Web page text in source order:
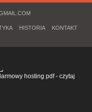
HISTORIA KONTAKT
hosting pdf - czytaj